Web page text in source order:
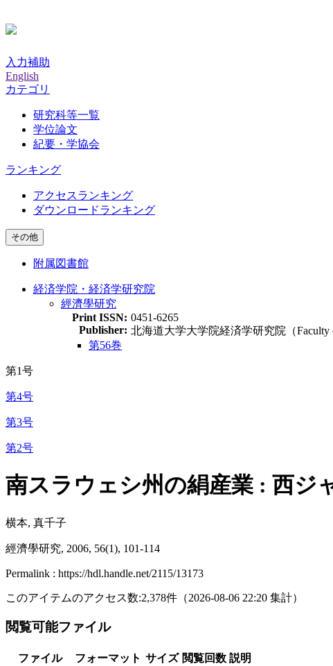
入力補助
English
カテゴリ
研究科等一覧
学位論文
紀要・学協会
ランキング
アクセスランキング
ダウンロードランキング
その他
附属図書館
経済学院・経済学研究院
經濟學研究
Print ISSN: 0451-6265
Publisher: 北海道大学大学院経済学研究院（Faculty
第56巻
第1号
第4号
第3号
第2号
南スラウェシ州の絹産業 : 西ジ
横本, 真千子
經濟學研究, 2006, 56(1), 101-114
Permalink : https://hdl.handle.net/2115/13173
このアイテムのアクセス数:2,378件 （2026-08-06 22:20 集計）
閲覧可能ファイル
ファイル フォーマット サイズ 閲覧回数 説明